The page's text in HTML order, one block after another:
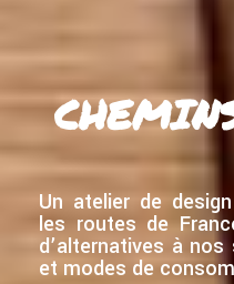
Un atelier de
les routes de
d’alternatives à
et modes de